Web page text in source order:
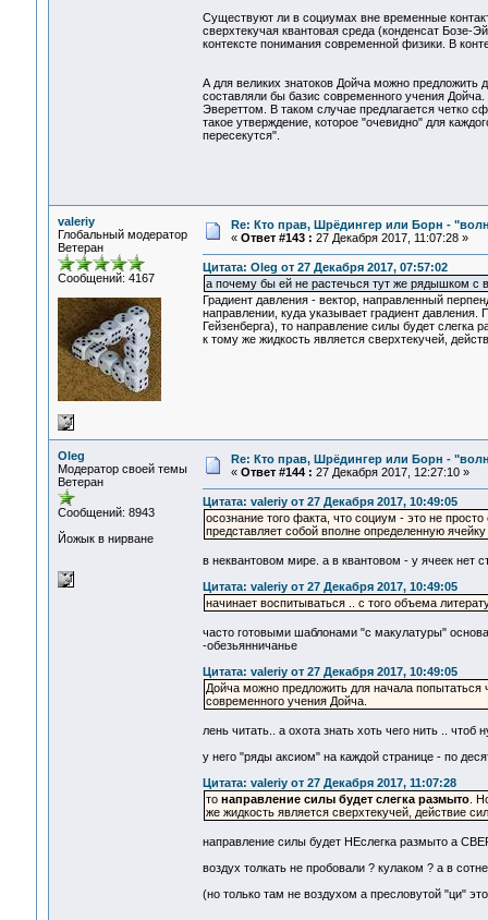
Существуют ли в социумах вне временные
сверхтекучая квантовая среда (конденсат Бозе-
контексте понимания современной физики. В
А для великих знатоков Дойча можно предложить
составляли бы базис современного учения
Эвереттом. В таком случае предлагается четко
такое утверждение, которое "очевидно" для
пересекутся".
valeriy
Глобальный модератор
Ветеран
Сообщений: 4167
Re: Кто прав, Шрёдингер или Борн -
« Ответ #143 : 27 Декабря 2017, 11:07:28 »
Цитата: Oleg от 27 Декабря 2017, 07:57:02
а почему бы ей не растечься тут же рядышком с
Градиент давления - вектор, направленный
направлении, куда указывает градиент
Гейзенберга), то направление силы будет
к тому же жидкость является сверхтекучей,
Oleg
Модератор своей темы
Ветеран
Сообщений: 8943
Йожык в нирване
Re: Кто прав, Шрёдингер или Борн -
« Ответ #144 : 27 Декабря 2017, 12:27:10 »
Цитата: valeriy от 27 Декабря 2017, 10:49:05
осознание того факта, что социум - это не
представляет собой вполне определенную ячейку
в неквантовом мире. а в квантовом - у ячеек нет
Цитата: valeriy от 27 Декабря 2017, 10:49:05
начинает воспитываться .. с того объема
часто готовыми шаблонами "с макулатуры"
-обезьянничанье
Цитата: valeriy от 27 Декабря 2017, 10:49:05
Дойча можно предложить для начала попытаться
современного учения Дойча.
лень читать.. а охота знать хоть чего нить .. чтоб
у него "ряды аксиом" на каждой странице - по
Цитата: valeriy от 27 Декабря 2017, 11:07:28
то направление силы будет слегка размыто.
же жидкость является сверхтекучей, действие
направление силы будет НЕслегка размыто а
воздух толкать не пробовали ? кулаком ? а в
(но только там не воздухом а пресловутой "ци"